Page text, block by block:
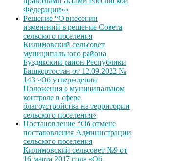
Федерации»»
Решение “О внесении
изменений в решение Совета
сельского поселения
Килимовский сельсовет
муниципального района
Буздякский район Республики
Башкортостан от 12.09.2022 №
143 «Об утверждении
Положения о муниципальном
контроле в сфере
благоустройства на территории
сельского поселения»
Постановление “Об отмене
постановления Администрации
сельского поселения
Килимовский сельсовет №9 от
16 марта 2017 года «Об